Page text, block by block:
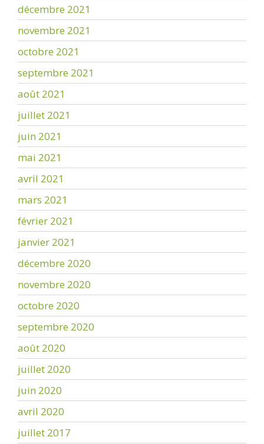
décembre 2021
novembre 2021
octobre 2021
septembre 2021
août 2021
juillet 2021
juin 2021
mai 2021
avril 2021
mars 2021
février 2021
janvier 2021
décembre 2020
novembre 2020
octobre 2020
septembre 2020
août 2020
juillet 2020
juin 2020
avril 2020
juillet 2017